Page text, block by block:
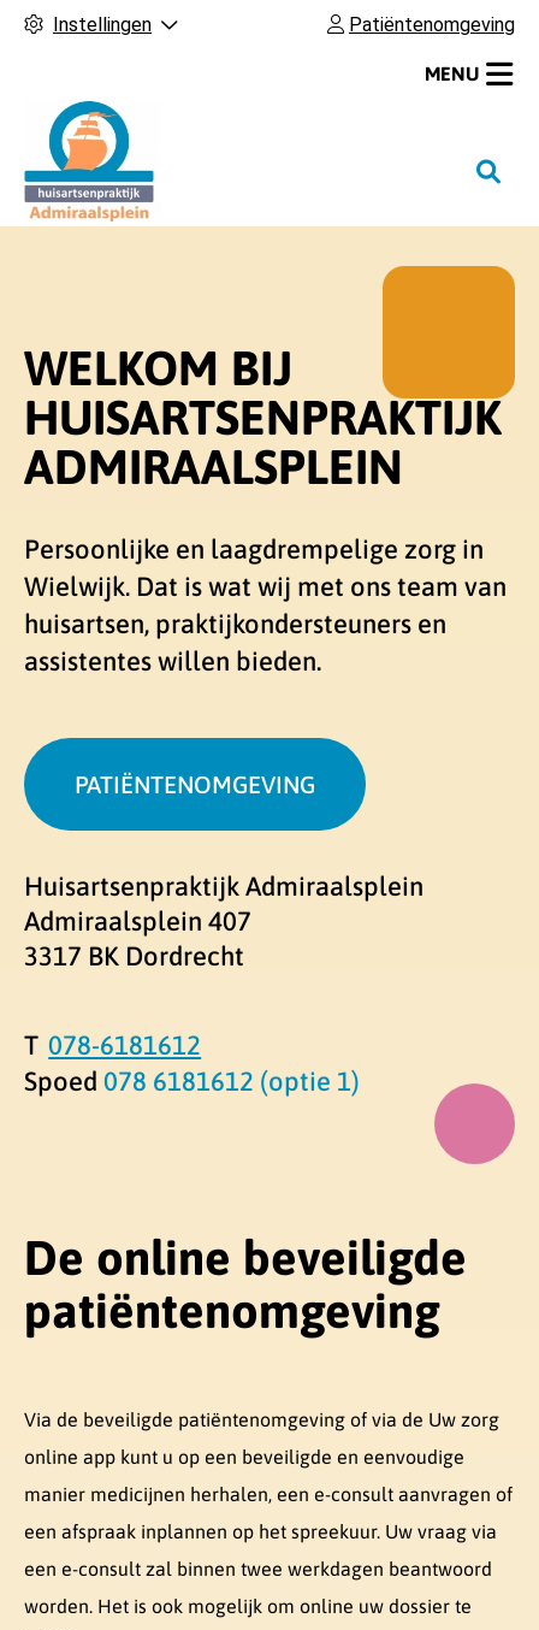
Instellingen Patiëntenomgeving
H
f
n
u
MENU
WELKOM BIJ
HUISARTSENPRAKTIJK
ADMIRAALSPLEIN
Persoonlijke en laagdrempelige zorg in
Wielwijk. Dat is wat wij met ons team van
huisartsen, praktijkondersteuners en
assistentes willen bieden.
PATIËNTENOMGEVING
Huisartsenpraktijk Admiraalsplein
Admiraalsplein 407
3317 BK Dordrecht
078-6181612
Spoed 078 6181612 (optie 1)
De online beveiligde
patiëntenomgeving
Via de beveiligde patiëntenomgeving of via de Uw zorg
online app kunt u op een beveiligde en eenvoudige
manier medicijnen herhalen, een e-consult aanvragen of
een afspraak inplannen op het spreekuur. Uw vraag via
een e-consult zal binnen twee werkdagen beantwoord
worden. Het is ook mogelijk om online uw dossier te